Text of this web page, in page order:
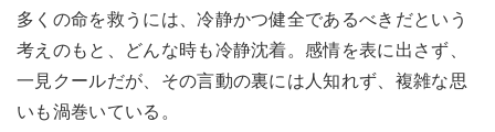
多くの命を救うには、冷静かつ健全であるべきだという
考えのもと、どんな時も冷静沈着。感情を表に出さず、
一見クールだが、その言動の裏には人知れず、複雑な思
いも渦巻いている。